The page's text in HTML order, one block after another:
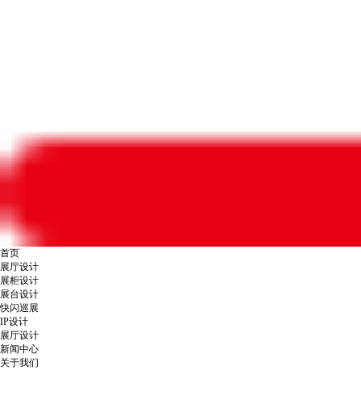
首页
展厅设计
展柜设计
展台设计
快闪巡展
IP设计
展厅设计
新闻中心
关于我们